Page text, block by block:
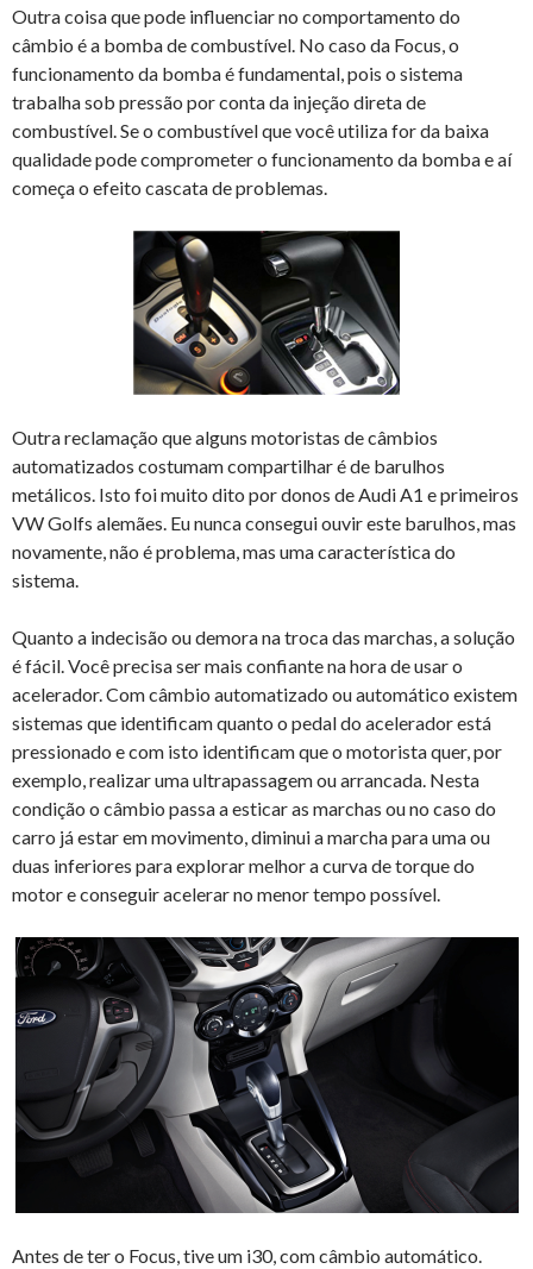
Outra coisa que pode influenciar no comportamento do
câmbio é a bomba de combustível. No caso da Focus, o
funcionamento da bomba é fundamental, pois o sistema
trabalha sob pressão por conta da injeção direta de
combustível. Se o combustível que você utiliza for da baixa
qualidade pode comprometer o funcionamento da bomba e aí
começa o efeito cascata de problemas.
Outra reclamação que alguns motoristas de câmbios
automatizados costumam compartilhar é de barulhos
metálicos. Isto foi muito dito por donos de Audi A1 e primeiros
VW Golfs alemães. Eu nunca consegui ouvir este barulhos, mas
novamente, não é problema, mas uma característica do
sistema.
Quanto a indecisão ou demora na troca das marchas, a solução
é fácil. Você precisa ser mais confiante na hora de usar o
acelerador. Com câmbio automatizado ou automático existem
sistemas que identificam quanto o pedal do acelerador está
pressionado e com isto identificam que o motorista quer, por
exemplo, realizar uma ultrapassagem ou arrancada. Nesta
condição o câmbio passa a esticar as marchas ou no caso do
carro já estar em movimento, diminui a marcha para uma ou
duas inferiores para explorar melhor a curva de torque do
motor e conseguir acelerar no menor tempo possível.
Antes de ter o Focus, tive um i30, com câmbio automático.